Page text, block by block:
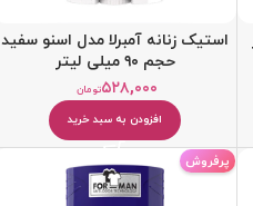
استیک زنانه آمبرلا مدل اسنو سفید
حجم ۹۰ میلی لیتر
تومان۵۲۸,۰۰۰
افزودن به سبد خرید
پرفروش